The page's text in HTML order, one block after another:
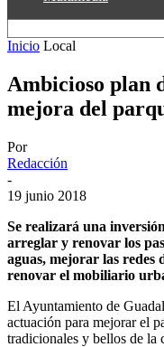
Inicio Local
Ambicioso plan
mejora del
Por
Redacción
-
19 junio 2018
Se realizará una
arreglar y renovar los
aguas, mejorar las redes
renovar el mobiliario
El Ayuntamiento de
actuación para mejorar el
tradicionales y bellos de la